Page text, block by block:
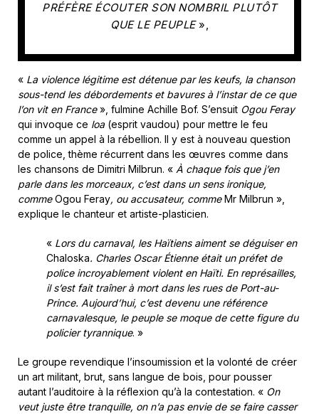
PRÉFÈRE ÉCOUTER SON NOMBRIL PLUTÔT
QUE LE PEUPLE»,
« La violence légitime est détenue par les keufs, la chanson
sous-tend les débordements et bavures à l’instar de ce que
l’on vit en France», fulmine Achille Bof. S’ensuit Ogou Feray
qui invoque ce loa (esprit vaudou) pour mettre le feu
comme un appel à la rébellion. Il y est à nouveau question
de police, thème récurrent dans les œuvres comme dans
les chansons de Dimitri Milbrun. « À chaque fois que j’en
parle dans les morceaux, c’est dans un sens ironique,
commeOgou Feray, ou accusateur, commeMr Milbrun »,
explique le chanteur et artiste-plasticien.
« Lors du carnaval, les Haïtiens aiment se déguiser en
Chaloska. Charles Oscar Étienne était un préfet de
police incroyablement violent en Haïti. En représailles,
il s’est fait traîner à mort dans les rues de Port-au-
Prince. Aujourd’hui, c’est devenu une référence
carnavalesque, le peuple se moque de cette figure du
policier tyrannique. »
Le groupe revendique l’insoumission et la volonté de créer
un art militant, brut, sans langue de bois, pour pousser
autant l’auditoire à la réflexion qu’à la contestation. « On
veut juste être tranquille, on n’a pas envie de se faire casser